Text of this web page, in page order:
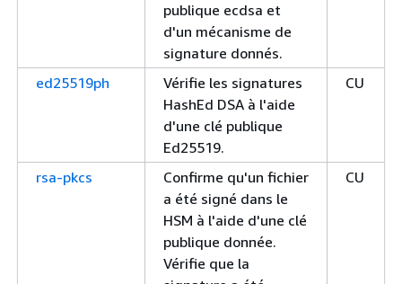
publique ecdsa et
d'un mécanisme de
signature donnés.
ed25519ph
Vérifie les signatures
HashEd DSA à l'aide
d'une clé publique
Ed25519.
CU
rsa-pkcs
Confirme qu'un fichier
a été signé dans le
HSM à l'aide d'une clé
publique donnée.
Vérifie que la
CU